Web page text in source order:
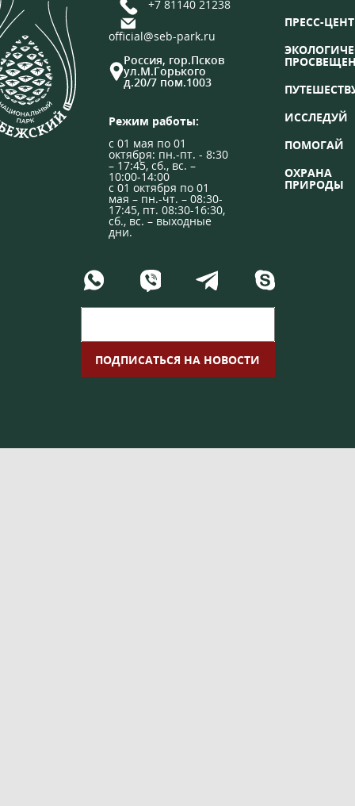
+7 81140 21238
official@seb-park.ru
Россия, гор.Псков
ул.М.Горького
д.20/7 пом.1003
Режим работы:
с 01 мая по 01
октября: пн.-пт. - 8:30
– 17:45, сб., вс. –
10:00-14:00
с 01 октября по 01
мая – пн.-чт. – 08:30-
17:45, пт. 08:30-16:30,
сб., вс. – выходные
дни.
ПРЕСС-
ИССЛЕДУЙ
ПОМОГАЙ
ОХРАНА
ПРИРОДЫ